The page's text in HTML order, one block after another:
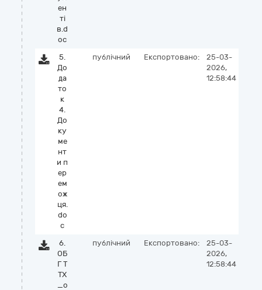
ен
ті
в.d
oc
5.
До
да
то
к
4.
До
ку
ме
нт
и п
ер
ем
ож
ця.
do
c
публічний Експортовано:
25-03-
2026,
12:58:44
6.
ОБ
Г Т
ТХ
_о
публічний Експортовано:
25-03-
2026,
12:58:44